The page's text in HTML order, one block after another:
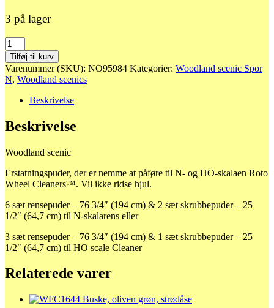
3 på lager
4562
Rensebånd
antal
Tilføj til kurv
Varenummer (SKU): NO95984 Kategorier: Woodland scenic Spor
N, Woodland scenics
Beskrivelse
Beskrivelse
Woodland scenic
Erstatningspuder, der er nemme at påføre til N- og HO-skalaen Roto
Wheel Cleaners™. Vil ikke ridse hjul.
6 sæt rensepuder – 76 3/4″ (194 cm) & 2 sæt skrubbepuder – 25
1/2″ (64,7 cm) til N-skalarens eller
3 sæt rensepuder – 76 3/4″ (194 cm) & 1 sæt skrubbepuder – 25
1/2″ (64,7 cm) til HO scale Cleaner
Relaterede varer